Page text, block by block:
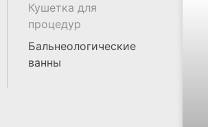
Кушетка для
процедур
Бальнеологические
ванны